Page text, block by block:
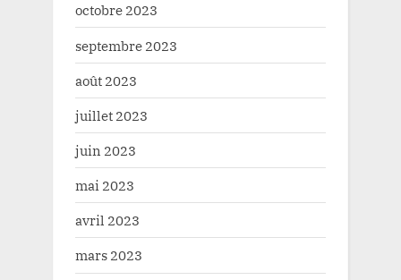
octobre 2023
septembre 2023
août 2023
juillet 2023
juin 2023
mai 2023
avril 2023
mars 2023